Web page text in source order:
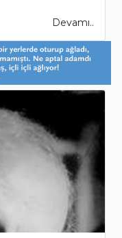
Devamı..